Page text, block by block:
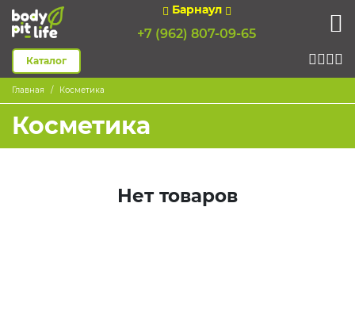
Барнаул
+7 (962) 807-09-65
Каталог
Главная Косметика
Косметика
Нет товаров